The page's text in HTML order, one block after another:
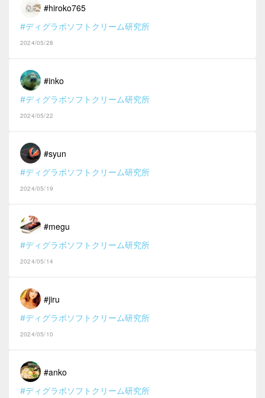
#hiroko765
#ディグラボソフトクリーム研究所
2024/05/28
#inko
#ディグラボソフトクリーム研究所
2024/05/22
#syun
#ディグラボソフトクリーム研究所
2024/05/19
#megu
#ディグラボソフトクリーム研究所
2024/05/14
#jiru
#ディグラボソフトクリーム研究所
2024/05/10
#anko
#ディグラボソフトクリーム研究所